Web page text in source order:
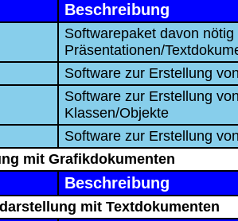
Beschreibung
Softwarepaket davon
Präsentationen/
Software zur Erstellung
Software zur Erstellung
Klassen/Objekte
Software zur Erstellung
mit Grafikdokumenten
Beschreibung
mit Textdokumenten